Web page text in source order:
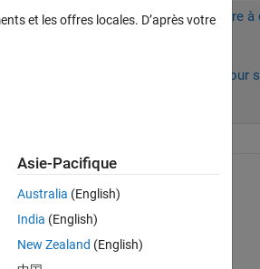
Connectez-vous pour répondre à
Connectez-vous pour
Nikolas Spiliopoulos
le 27 Juin 2020
et les offres locales. D’après votre
Asie-Pacifique
Australia (English)
India (English)
New Zealand (English)